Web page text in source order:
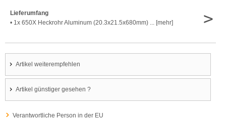
Lieferumfang
• 1x 650X Heckrohr Aluminum (20.3x21.5x680mm) ... [mehr]
>
Artikel weiterempfehlen
Artikel günstiger gesehen ?
Verantwortliche Person in der EU